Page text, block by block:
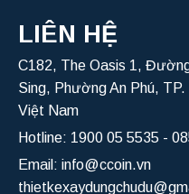
LIÊN HỆ
C182, The Oasis 1,
Sing, Phường An Phú, TP.
Việt Nam
Hotline: 1900 05 5535 -
Email: info@ccoin.vn